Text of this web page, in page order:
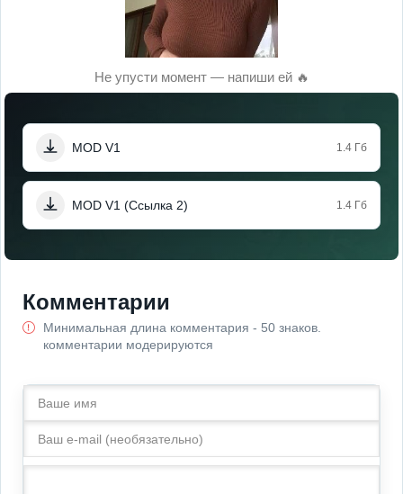
Не упусти момент — напиши ей 🔥
MOD V1 1.4 Гб
MOD V1 (Ссылка 2) 1.4 Гб
Комментарии
Минимальная длина комментария - 50 знаков.
комментарии модерируются